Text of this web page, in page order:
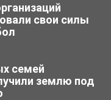
свои силы
семей
землю под